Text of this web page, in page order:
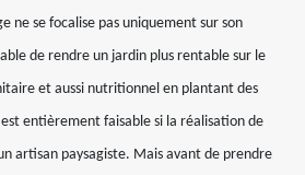
ne se focalise pas uniquement sur son
de rendre un jardin plus rentable sur le
et aussi nutritionnel en plantant des
entièrement faisable si la réalisation de
artisan paysagiste. Mais avant de prendre